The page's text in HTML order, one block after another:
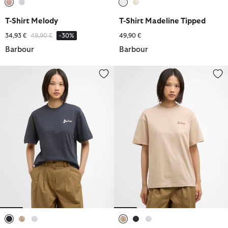
T-Shirt Melody
34,93 € Reduziert von
49,90 €bis-30%
Barbour
T-Shirt Madeline Tipped
49,90 €
Barbour